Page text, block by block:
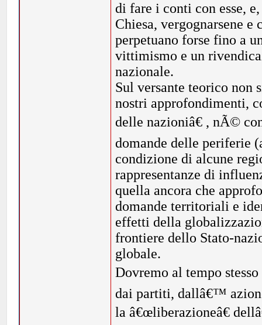
di fare i conti con esse,
Chiesa, vergognarsene
perpetuano forse fino a
vittimismo e un
nazionale.
Sul versante teorico
nostri approfondimenti,
delle nazioniâ€ , nÃ©
domande delle periferie
condizione di alcune
rappresentanze di
quella ancora che
domande territoriali e
effetti della
frontiere dello Stato-
globale.
Dovremo al tempo
dai partiti, dallâ€™
la â€œliberazioneâ€